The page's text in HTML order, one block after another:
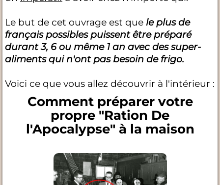
Le but de cet ouvrage est que le plus de
français possibles puissent être préparé
durant 3, 6 ou même 1 an avec des super-
aliments qui n'ont pas besoin de frigo.
Voici ce que vous allez découvrir à l'intérieur :
Comment préparer votre
propre "Ration De
l'Apocalypse" à la maison